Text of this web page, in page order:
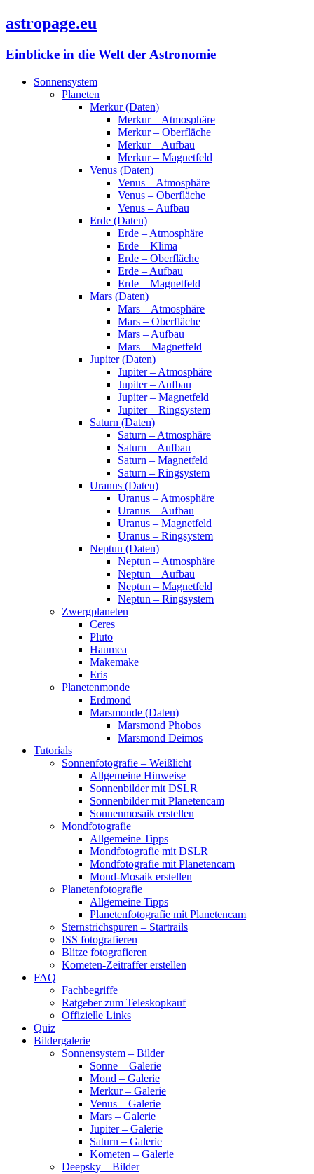
astropage.eu
Einblicke in die Welt der Astronomie
Sonnensystem
Planeten
Merkur (Daten)
Merkur – Atmosphäre
Merkur – Oberfläche
Merkur – Aufbau
Merkur – Magnetfeld
Venus (Daten)
Venus – Atmosphäre
Venus – Oberfläche
Venus – Aufbau
Erde (Daten)
Erde – Atmosphäre
Erde – Klima
Erde – Oberfläche
Erde – Aufbau
Erde – Magnetfeld
Mars (Daten)
Mars – Atmosphäre
Mars – Oberfläche
Mars – Aufbau
Mars – Magnetfeld
Jupiter (Daten)
Jupiter – Atmosphäre
Jupiter – Aufbau
Jupiter – Magnetfeld
Jupiter – Ringsystem
Saturn (Daten)
Saturn – Atmosphäre
Saturn – Aufbau
Saturn – Magnetfeld
Saturn – Ringsystem
Uranus (Daten)
Uranus – Atmosphäre
Uranus – Aufbau
Uranus – Magnetfeld
Uranus – Ringsystem
Neptun (Daten)
Neptun – Atmosphäre
Neptun – Aufbau
Neptun – Magnetfeld
Neptun – Ringsystem
Zwergplaneten
Ceres
Pluto
Haumea
Makemake
Eris
Planetenmonde
Erdmond
Marsmonde (Daten)
Marsmond Phobos
Marsmond Deimos
Tutorials
Sonnenfotografie – Weißlicht
Allgemeine Hinweise
Sonnenbilder mit DSLR
Sonnenbilder mit Planetencam
Sonnenmosaik erstellen
Mondfotografie
Allgemeine Tipps
Mondfotografie mit DSLR
Mondfotografie mit Planetencam
Mond-Mosaik erstellen
Planetenfotografie
Allgemeine Tipps
Planetenfotografie mit Planetencam
Sternstrichspuren – Startrails
ISS fotografieren
Blitze fotografieren
Kometen-Zeitraffer erstellen
FAQ
Fachbegriffe
Ratgeber zum Teleskopkauf
Offizielle Links
Quiz
Bildergalerie
Sonnensystem – Bilder
Sonne – Galerie
Mond – Galerie
Merkur – Galerie
Venus – Galerie
Mars – Galerie
Jupiter – Galerie
Saturn – Galerie
Kometen – Galerie
Deepsky – Bilder